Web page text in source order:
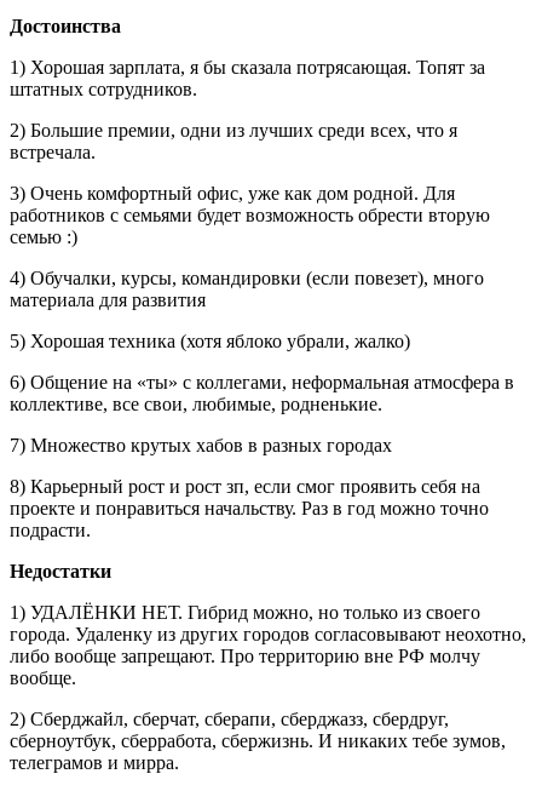
Достоинства
1) Хорошая зарплата, я бы сказала потрясающая. Топят за
штатных сотрудников.
2) Большие премии, одни из лучших среди всех, что я
встречала.
3) Очень комфортный офис, уже как дом родной. Для
работников с семьями будет возможность обрести вторую
семью :)
4) Обучалки, курсы, командировки (если повезет), много
материала для развития
5) Хорошая техника (хотя яблоко убрали, жалко)
6) Общение на «ты» с коллегами, неформальная атмосфера в
коллективе, все свои, любимые, родненькие.
7) Множество крутых хабов в разных городах
8) Карьерный рост и рост зп, если смог проявить себя на
проекте и понравиться начальству. Раз в год можно точно
подрасти.
Недостатки
1) УДАЛЁНКИ НЕТ. Гибрид можно, но только из своего
города. Удаленку из других городов согласовывают неохотно,
либо вообще запрещают. Про территорию вне РФ молчу
вообще.
2) Сберджайл, сберчат, сберапи, сберджазз, сбердруг,
сберноутбук, сберработа, сбержизнь. И никаких тебе зумов,
телеграмов и мирра.